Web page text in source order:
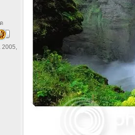
2005,